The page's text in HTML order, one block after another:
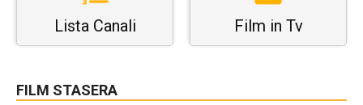
Lista Canali Film in Tv
FILM STASERA